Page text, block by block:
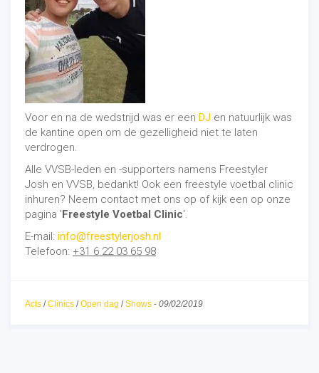
Voor en na de wedstrijd was er een DJ en natuurlijk was
de kantine open om de gezelligheid niet te laten
verdrogen.
Alle VVSB-leden en -supporters namens Freestyler
Josh en VVSB, bedankt! Ook een freestyle voetbal clinic
inhuren? Neem contact met ons op of kijk een op onze
pagina 'Freestyle Voetbal Clinic'.
E-mail: info@freestylerjosh.nl
Telefoon: +31 6 22 03 65 98
Acts /Clinics /Open dag /Shows - 09/02/2019